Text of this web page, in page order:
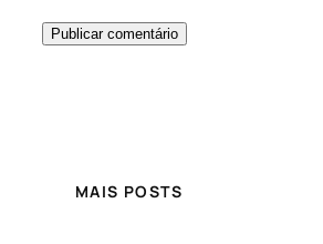
MAIS POSTS